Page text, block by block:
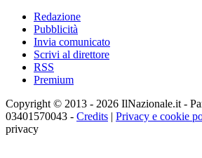
Redazione
Pubblicità
Invia comunicato
Scrivi al direttore
RSS
Premium
Copyright © 2013 - 2026 IlNazionale.it -
03401570043 - Credits | Privacy e cookie
privacy